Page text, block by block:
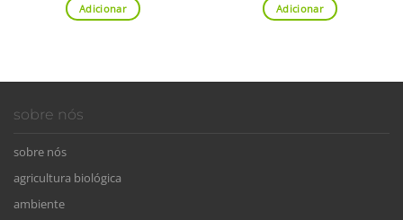
Adicionar Adicionar
sobre nós
sobre nós
agricultura biológica
ambiente